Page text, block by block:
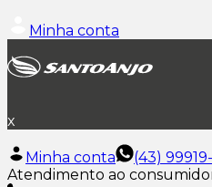
Minha conta
x
Minha conta
(43)
Atendimento ao